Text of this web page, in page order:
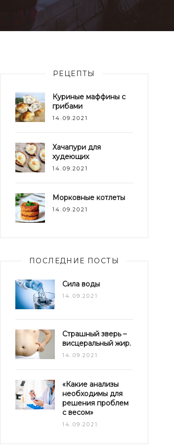
РЕЦЕПТЫ
Куриные маффины с
грибами
14.09.2021
Хачапури для
худеющих
14.09.2021
Морковные котлеты
14.09.2021
ПОСЛЕДНИЕ ПОСТЫ
Сила воды
14.09.2021
Страшный зверь –
висцеральный жир.
14.09.2021
«Какие анализы
необходимы для
решения проблем
с весом»
14.09.2021